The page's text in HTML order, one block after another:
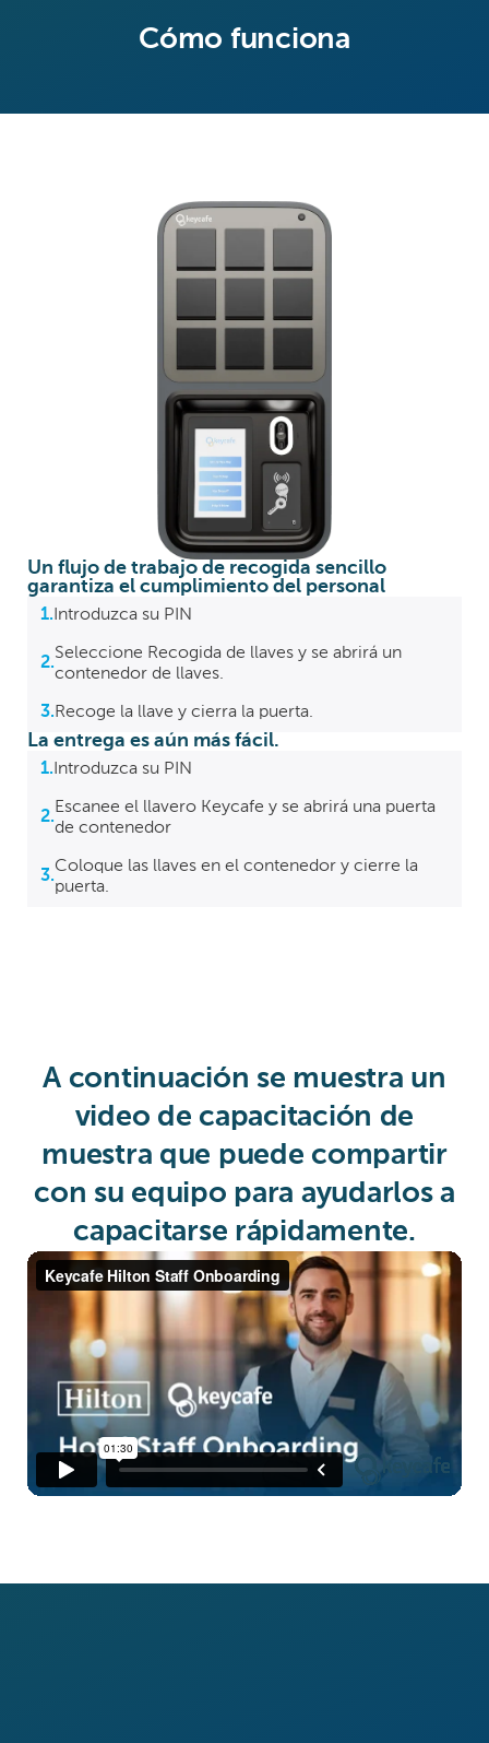
Cómo funciona
Un flujo de trabajo de recogida sencillo
garantiza el cumplimiento del personal
1. Introduzca su PIN
2.
Seleccione Recogida de llaves y se abrirá un
contenedor de llaves.
3.Recoge la llave y cierra la puerta.
La entrega es aún más fácil.
1. Introduzca su PIN
2.
Escanee el llavero Keycafe y se abrirá una puerta
de contenedor
3.
Coloque las llaves en el contenedor y cierre la
puerta.
A continuación se muestra un
video de capacitación de
muestra que puede compartir
con su equipo para ayudarlos a
capacitarse rápidamente.